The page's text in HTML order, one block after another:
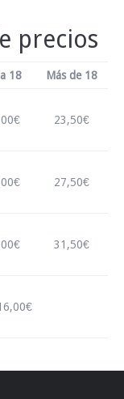
precios
18 Más de 18
23,50€
27,50€
31,50€